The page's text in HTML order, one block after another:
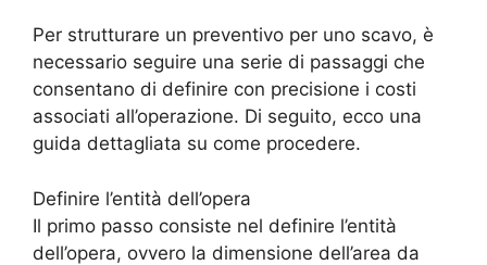
Per strutturare un preventivo per uno scavo, è
necessario seguire una serie di passaggi che
consentano di definire con precisione i costi
associati all’operazione. Di seguito, ecco una
guida dettagliata su come procedere.
Definire l’entità dell’opera
Il primo passo consiste nel definire l’entità
dell’opera, ovvero la dimensione dell’area da